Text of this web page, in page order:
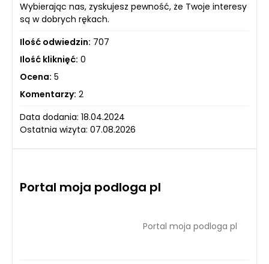
Wybierając nas, zyskujesz pewność, że Twoje interesy
są w dobrych rękach.
Ilość odwiedzin: 707
Ilość kliknięć: 0
Ocena: 5
Komentarzy: 2
Data dodania: 18.04.2024
Ostatnia wizyta: 07.08.2026
Portal moja podloga pl
Portal moja podloga pl